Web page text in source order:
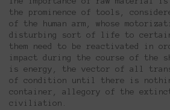
the prominence of tools,
of the human arm, whose
disturbing sort of life to certain
them need to be reactivated in
impact during the course of the
is energy, the vector of all
of condition until there is
container, allegory of the
civiliation.